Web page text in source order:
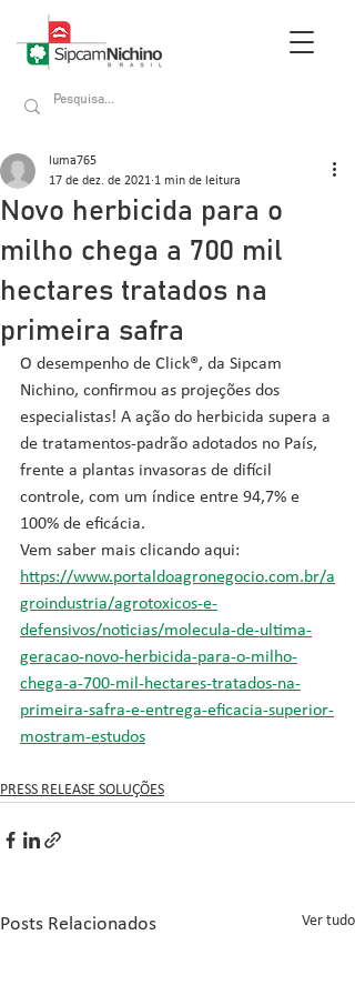
Novo herbicida para o
milho chega a 700 mil
hectares tratados na
primeira safra
luma765
17 de dez. de 2021 1 min de leitura
O desempenho de Click®, da Sipcam
Nichino, confirmou as projeções dos
especialistas! A ação do herbicida supera a
de tratamentos-padrão adotados no País,
frente a plantas invasoras de difícil
controle, com um índice entre 94,7% e
100% de eficácia.
Vem saber mais clicando aqui:
https://www.portaldoagronegocio.com.br/a
groindustria/agrotoxicos-e-
defensivos/noticias/molecula-de-ultima-
geracao-novo-herbicida-para-o-milho-
chega-a-700-mil-hectares-tratados-na-
primeira-safra-e-entrega-eficacia-superior-
mostram-estudos
PRESS RELEASE SOLUÇÕES
Posts Relacionados Ver tudo